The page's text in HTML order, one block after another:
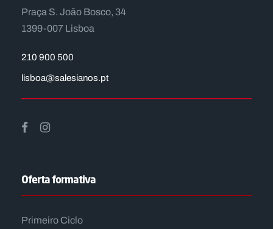
Praça S. João Bosco, 34
1399-007 Lisboa
210 900 500
lisboa@salesianos.pt
Oferta formativa
Primeiro Ciclo